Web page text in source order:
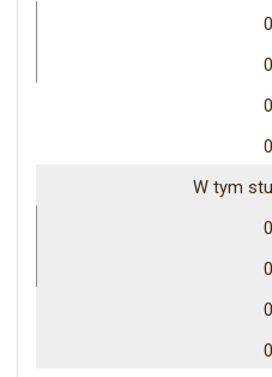
0
0
0
0
W tym
0
0
0
0